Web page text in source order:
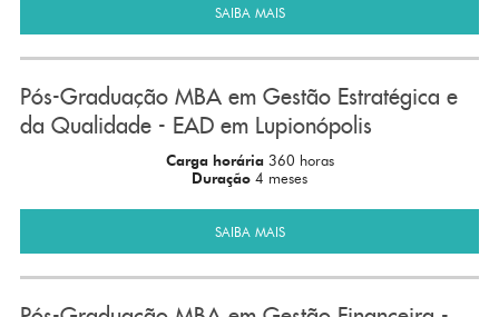
SAIBA MAIS
Pós-Graduação MBA em Gestão Estratégica e
da Qualidade - EAD em Lupionópolis
Carga horária 360 horas
Duração 4 meses
SAIBA MAIS